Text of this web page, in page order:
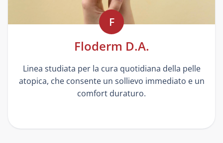
F
Floderm D.A.
Linea studiata per la cura quotidiana della pelle
atopica, che consente un sollievo immediato e un
comfort duraturo.